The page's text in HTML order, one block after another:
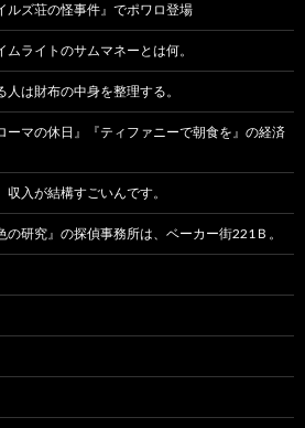
ルズ荘の怪事件』でポワロ登場
ライトのサムマネーとは何。
人は財布の中身を整理する。
ーマの休日』『ティファニーで朝食を』の経済
入が結構すごいんです。
研究』の探偵事務所は、ベーカー街221Ｂ。